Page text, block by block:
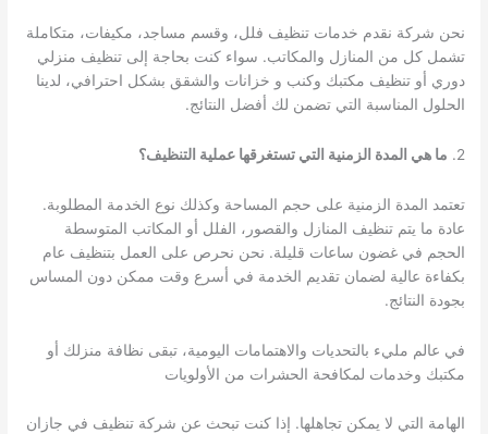
نحن شركة نقدم خدمات تنظيف فلل، وقسم مساجد، مكيفات، متكاملة
تشمل كل من المنازل والمكاتب. سواء كنت بحاجة إلى تنظيف منزلي
دوري أو تنظيف مكتبك وكنب و خزانات والشقق بشكل احترافي، لدينا
الحلول المناسبة التي تضمن لك أفضل النتائج.
2. ما هي المدة الزمنية التي تستغرقها عملية التنظيف؟
تعتمد المدة الزمنية على حجم المساحة وكذلك نوع الخدمة المطلوبة.
عادة ما يتم تنظيف المنازل والقصور، الفلل أو المكاتب المتوسطة
الحجم في غضون ساعات قليلة. نحن نحرص على العمل بتنظيف عام
بكفاءة عالية لضمان تقديم الخدمة في أسرع وقت ممكن دون المساس
بجودة النتائج.
في عالم مليء بالتحديات والاهتمامات اليومية، تبقى نظافة منزلك أو
مكتبك وخدمات لمكافحة الحشرات من الأولويات
الهامة التي لا يمكن تجاهلها. إذا كنت تبحث عن شركة تنظيف في جازان